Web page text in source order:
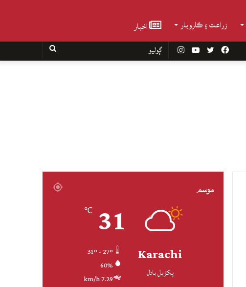
زراعت ۽ ڪاروبار اخبار
InstagramYouTube Twitter
Facebook
موسم
Karachi
پکڙيل بادل
31
℃
60%
7.29 km/h